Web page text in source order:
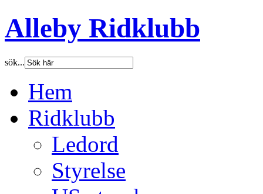
Alleby Ridklubb
sök...
Hem
Ridklubb
Ledord
Styrelse